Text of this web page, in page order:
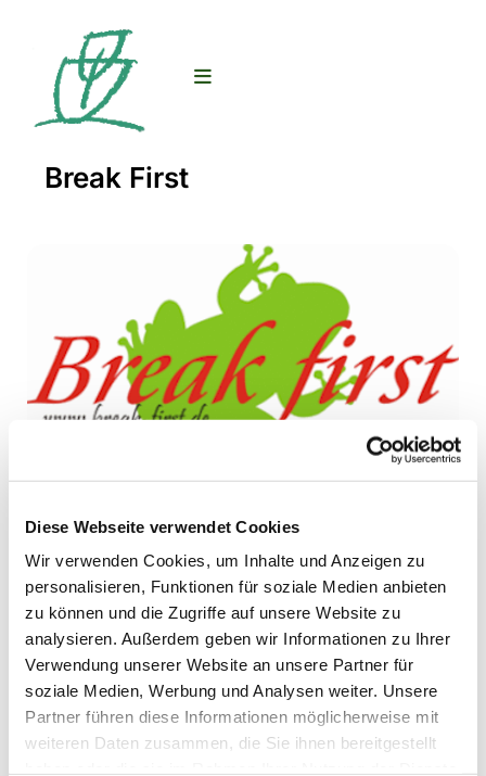
Diese Webseite verwendet Cookies
Wir verwenden Cookies, um Inhalte und Anzeigen zu
personalisieren, Funktionen für soziale Medien anbieten
zu können und die Zugriffe auf unsere Website zu
analysieren. Außerdem geben wir Informationen zu Ihrer
Verwendung unserer Website an unsere Partner für
soziale Medien, Werbung und Analysen weiter. Unsere
Partner führen diese Informationen möglicherweise mit
weiteren Daten zusammen, die Sie ihnen bereitgestellt
Break First
Freitag, 5. März 2027, 19:30 Uhr
Gemeindezentrum, Südwall 5,
46282 Dorsten